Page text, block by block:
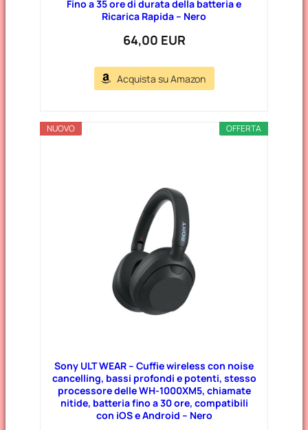
Fino a 35 ore di durata della batteria e
Ricarica Rapida – Nero
64,00 EUR
Acquista su Amazon
OFFERTA
NUOVO
Sony ULT WEAR – Cuffie wireless con noise
cancelling, bassi profondi e potenti, stesso
processore delle WH-1000XM5, chiamate
nitide, batteria fino a 30 ore, compatibili
con iOS e Android – Nero